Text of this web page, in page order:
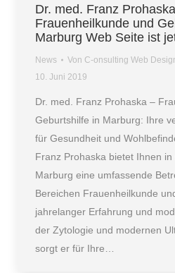
Dr. med. Franz
Frauenheilkunde und
Marburg Web Seite ist
News Von C-onsulting Web
10. Juni 2019
Dr. med. Franz Prohaska –
Geburtshilfe in Marburg: Ihre
für Gesundheit und
Franz Prohaska bietet Ihnen in
Marburg eine umfassende
Bereichen Frauenheilkunde
jahrelanger Erfahrung und
der Zytologie und modernen
sorgt er für Ihre…